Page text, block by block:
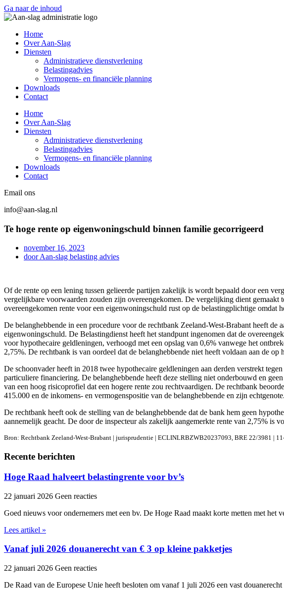
Ga naar de inhoud
Home
Over Aan-Slag
Diensten
Administratieve dienstverlening
Belastingadvies
Vermogens- en financiële planning
Downloads
Contact
Home
Over Aan-Slag
Diensten
Administratieve dienstverlening
Belastingadvies
Vermogens- en financiële planning
Downloads
Contact
Email ons
info@aan-slag.nl
Te hoge rente op eigenwoningschuld binnen familie gecorrigeerd
november 16, 2023
doorAan-slag belasting advies
Of de rente op een lening tussen gelieerde partijen zakelijk is wordt bepaald door een
vergelijkbare voorwaarden zouden zijn overeengekomen. De vergelijking dient
overeengekomen rente voor een eigenwoningschuld rust op de belastingplichtige omdat
De belanghebbende in een procedure voor de rechtbank Zeeland-West-Brabant heeft
eigenwoningschuld. De Belastingdienst heeft het standpunt ingenomen dat de
voor hypothecaire geldleningen, verhoogd met een opslag van 0,6% vanwege het
2,75%. De rechtbank is van oordeel dat de belanghebbende niet heeft voldaan aan de
De schoonvader heeft in 2018 twee hypothecaire geldleningen aan derden verstrekt
particuliere financiering. De belanghebbende heeft deze stelling niet onderbouwd en
van een hoog risicoprofiel dat een hogere rente zou rechtvaardigen. De rechtbank
415.000 en de inkomens- en vermogenspositie van de belanghebbende en zijn echtgenote.
De rechtbank heeft ook de stelling van de belanghebbende dat de bank hem geen
aannemelijk geacht. De door de inspecteur als zakelijk aangemerkte rente van 2,75% is
Bron: Rechtbank Zeeland-West-Brabant | jurisprudentie | ECLINLRBZWB20237093, BRE 22/3981 |
Recente berichten
Hoge Raad halveert belastingrente voor bv’s
22 januari 2026 Geen reacties
Goed nieuws voor ondernemers met een bv. De Hoge Raad maakt korte metten met het
Lees artikel »
Vanaf juli 2026 douanerecht van € 3 op kleine pakketjes
22 januari 2026 Geen reacties
De Raad van de Europese Unie heeft besloten om vanaf 1 juli 2026 een vast